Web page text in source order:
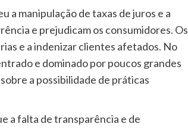
a manipulação de taxas de juros e a
e prejudicam os consumidores. Os
e a indenizar clientes afetados. No
e dominado por poucos grandes
a possibilidade de práticas
a falta de transparência e de